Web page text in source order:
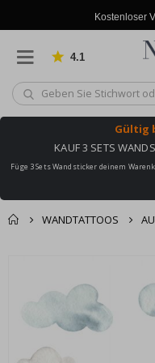
Kostenloser
4.1
Gültig
KAUF 3 SETS
Füge 3 Sets Wandsticker deinem
WANDTATTOOS
Produkte
springen